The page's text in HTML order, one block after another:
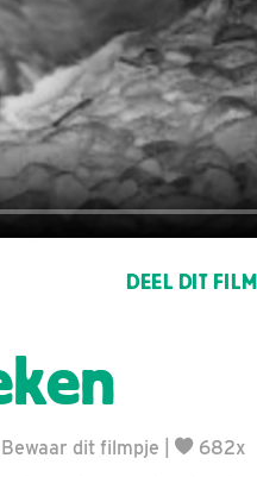
DEEL DIT
Bewaar dit filmpje
682x